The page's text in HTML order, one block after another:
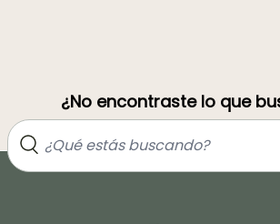
¿No encontraste lo que